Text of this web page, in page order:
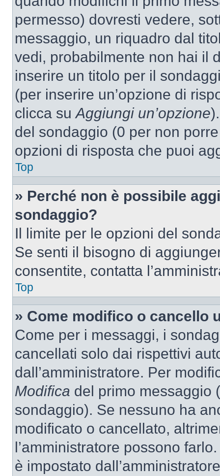
permesso) dovresti vedere,
messaggio, un riquadro dal
vedi, probabilmente non hai il
inserire un titolo per il
(per inserire un’opzione di
clicca suAggiungi un’opzione
del sondaggio (0 per non
opzioni di risposta che puoi
Top
» Perché non è possibile
sondaggio?
Il limite per le opzioni del
Se senti il bisogno di
consentite, contatta
Top
» Come modifico o cancello
Come per i messaggi, i
cancellati solo dai rispettivi
dall’amministratore. Per
Modifica del primo messaggio
sondaggio). Se nessuno ha
modificato o cancellato,
l’amministratore possono
è impostato